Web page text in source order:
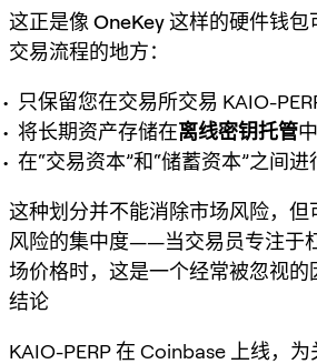
这正是像 OneKey这样的硬件钱包
交易流程的地方：
只保留您在交易所交易 KAIO-
将长期资产存储在离线密钥托管中
在“交易资本”和“储蓄资本”之间
这种划分并不能消除市场风险，但
风险的集中度——当交易员专注于
场价格时，这是一个经常被忽视的
结论
KAIO-PERP 在 Coinbase 上线，